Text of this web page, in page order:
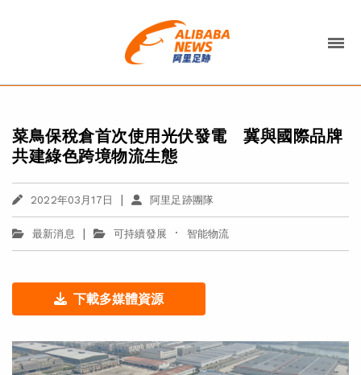
菜鳥保稅倉首次使用光伏發電 冀與國際品牌
共建綠色跨境物流生態
2022年03月17日 | 阿里足跡團隊
最新消息 | 可持續發展 · 智能物流
下載多媒體資源